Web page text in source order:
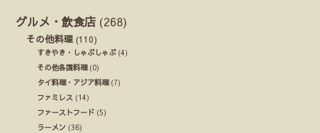
グルメ・飲食店 (268)
その他料理 (110)
すきやき・しゃぶしゃぶ(4)
その他各国料理(0)
タイ料理・アジア料理(7)
ファミレス (14)
ファーストフード (5)
ラーメン (36)